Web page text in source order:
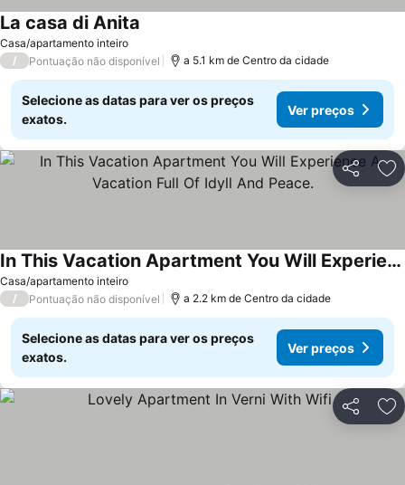
Casa/apartamento inteiro
La casa di Anita
/ Pontuação não disponível a 5.1 km de Centro da cidade
Selecione as datas para ver os preços
exatos.
Ver preços
Partilhar
Casa/apartamento inteiro
In This Vacation Apartment You Will Experience A Vacation Full Of Idyll And Peace.
/ Pontuação não disponível a 2.2 km de Centro da cidade
Selecione as datas para ver os preços
exatos.
Ver preços
Partilhar